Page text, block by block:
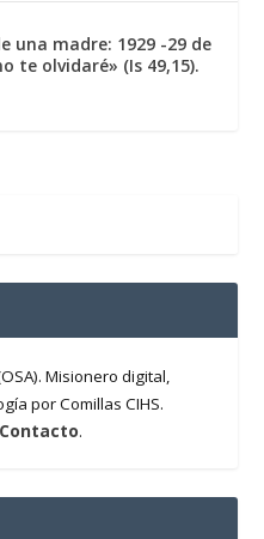
una madre: 1929 -29 de
te olvidaré» (Is 49,15).
Misionero digital,
por Comillas CIHS.
Contacto.